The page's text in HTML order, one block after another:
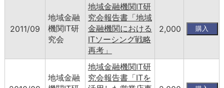
2011/09
地域金融
機関IT研
究会
地域金融機関IT研
究会報告書「地域
金融機関における
ITソーシング戦略
再考」
2,000
地域金融
地域金融機関IT研
究会報告書「ITを